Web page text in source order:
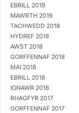
EBRILL 2019
MAWRTH 2019
TACHWEDD 2018
HYDREF 2018
AWST 2018
GORFFENNAF 2018
MAI 2018
EBRILL 2018
IONAWR 2018
RHAGFYR 2017
GORFFENNAF 2017